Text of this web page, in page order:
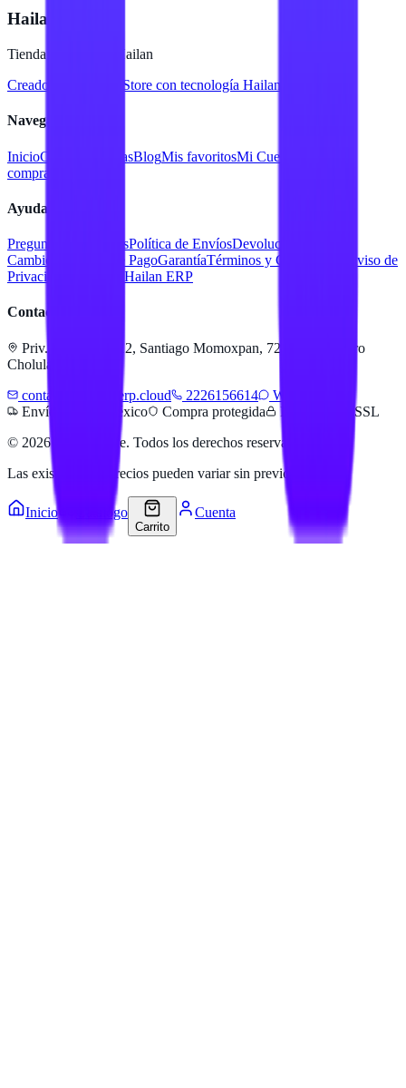
Hailan Store
Tienda en línea de Hailan
Creado para
Hailan Store con tecnología Hailan ERP
Navegación
InicioCatálogo MarcasBlogMis favoritosMi Cuenta
compra
Ayuda
Preguntas FrecuentesPolítica de EnvíosDevoluciones y
Cambios
Métodos de PagoGarantíaTérminos y Condiciones
Aviso de
Privacidad
Servicios Hailan ERP
Contacto
Priv. Alejandra 512, Santiago Momoxpan, 72775 San Pedro
Cholula, Pue.
contacto@hailanerp.cloud
2226156614
WhatsApp
Envíos a todo México
Compra protegida
Pago seguro SSL
© 2026 Hailan Store. Todos los derechos reservados.
Las existencias y precios pueden variar sin previo aviso.
Inicio Catálogo
Carrito
Cuenta